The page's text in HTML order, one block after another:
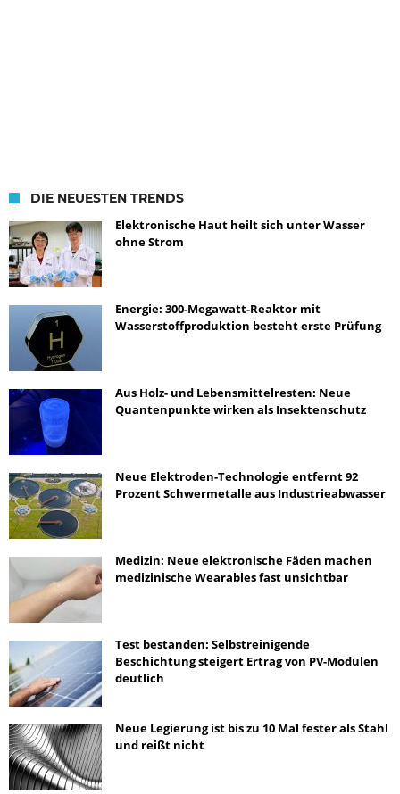
DIE NEUESTEN TRENDS
Elektronische Haut heilt sich unter Wasser
ohne Strom
Energie: 300-Megawatt-Reaktor mit
Wasserstoffproduktion besteht erste Prüfung
Aus Holz- und Lebensmittelresten: Neue
Quantenpunkte wirken als Insektenschutz
Neue Elektroden-Technologie entfernt 92
Prozent Schwermetalle aus Industrieabwasser
Medizin: Neue elektronische Fäden machen
medizinische Wearables fast unsichtbar
Test bestanden: Selbstreinigende
Beschichtung steigert Ertrag von PV-Modulen
deutlich
Neue Legierung ist bis zu 10 Mal fester als Stahl
und reißt nicht